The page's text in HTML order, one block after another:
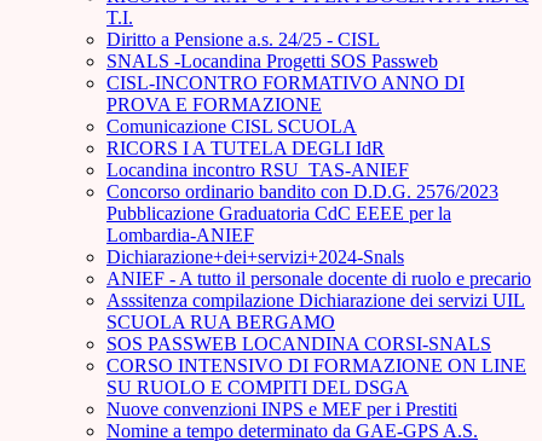
T.I.
Diritto a Pensione a.s. 24/25 - CISL
SNALS -Locandina Progetti SOS Passweb
CISL-INCONTRO FORMATIVO ANNO DI
PROVA E FORMAZIONE
Comunicazione CISL SCUOLA
RICORS I A TUTELA DEGLI IdR
Locandina incontro RSU_TAS-ANIEF
Concorso ordinario bandito con D.D.G. 2576/2023
Pubblicazione Graduatoria CdC EEEE per la
Lombardia-ANIEF
Dichiarazione+dei+servizi+2024-Snals
ANIEF - A tutto il personale docente di ruolo e precario
Asssitenza compilazione Dichiarazione dei servizi UIL
SCUOLA RUA BERGAMO
SOS PASSWEB LOCANDINA CORSI-SNALS
CORSO INTENSIVO DI FORMAZIONE ON LINE
SU RUOLO E COMPITI DEL DSGA
Nuove convenzioni INPS e MEF per i Prestiti
Nomine a tempo determinato da GAE-GPS A.S.